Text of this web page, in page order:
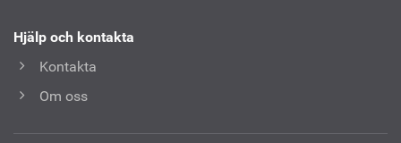
Hjälp och kontakta
Kontakta
Om oss